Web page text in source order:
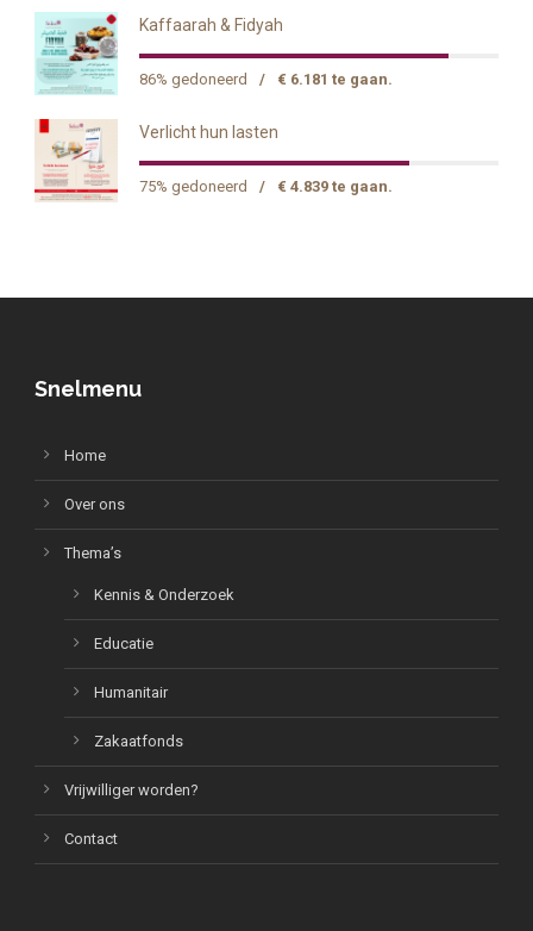
Kaffaarah & Fidyah
86% gedoneerd / € 6.181 te gaan.
Verlicht hun lasten
75% gedoneerd / € 4.839 te gaan.
Snelmenu
Home
Over ons
Thema’s
Kennis & Onderzoek
Educatie
Humanitair
Zakaatfonds
Vrijwilliger worden?
Contact